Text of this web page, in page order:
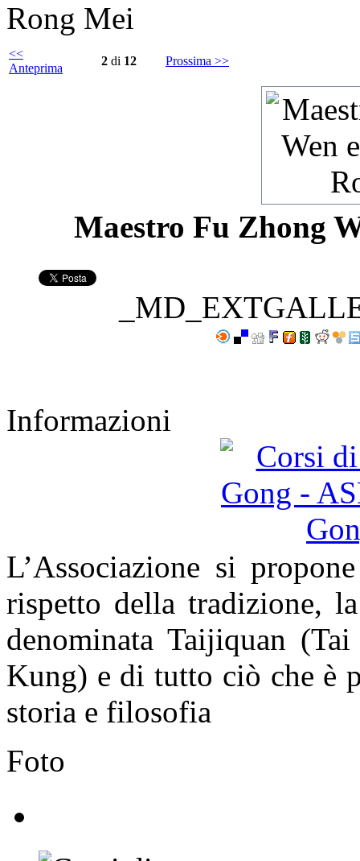
Rong Mei
<<
Anteprima
2 di 12 Prossima >>
Maestro Fu Zhong
Informazioni
L’Associazione si
rispetto della tradizione,
denominata Taijiquan
Kung) e di tutto ciò che è
storia e filosofia
Foto